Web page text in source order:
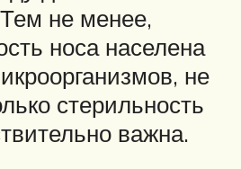
не менее,
носа населена
не
стерильность
важна.